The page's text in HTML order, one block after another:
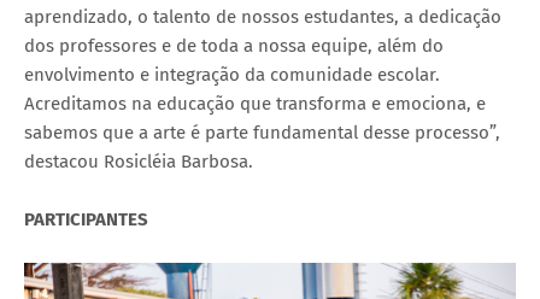
aprendizado, o talento de nossos estudantes, a dedicação
dos professores e de toda a nossa equipe, além do
envolvimento e integração da comunidade escolar.
Acreditamos na educação que transforma e emociona, e
sabemos que a arte é parte fundamental desse processo”,
destacou Rosicléia Barbosa.
PARTICIPANTES